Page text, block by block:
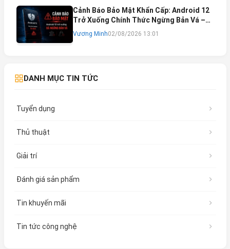
Cảnh Báo Bảo Mật Khẩn Cấp: Android 12
Trở Xuống Chính Thức Ngừng Bản Vá –
Rủi Ro Mất Tài Khoản Ngân Hàng & Cách
Khắc Phục
Vương Minh02/08/2026 13:01
DANH MỤC TIN TỨC
Tuyển dụng
Thủ thuật
Giải trí
Đánh giá sản phẩm
Tin khuyến mãi
Tin tức công nghệ